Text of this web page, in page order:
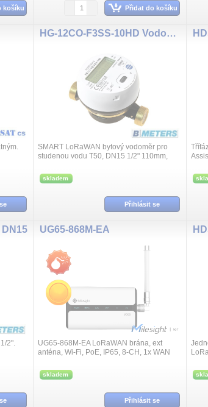
košíku Přidat do košíku
HG-12CO-F3SS-10HD Vodoměr DN15, T50, 868MHZ LORAWAN
SMART LoRaWAN bytový vodoměr pro
studenou vodu T50, DN15 1/2" 110mm,
IoT, LCD displej počitadla, IP68, vnitřní
bateri...
skladem
Přihlásit se
2".
UG65-868M-EA
UG65-868M-EA LoRaWAN brána, ext
anténa, Wi-Fi, PoE, IP65, 8-CH, 1x WAN
skladem
Přihlásit se